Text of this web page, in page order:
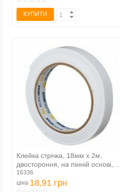
КУПИТИ
Клейка стрічка, 18мм х 2м,
двостороння, на пінній основі,...
16336
ціна 18,91 грн